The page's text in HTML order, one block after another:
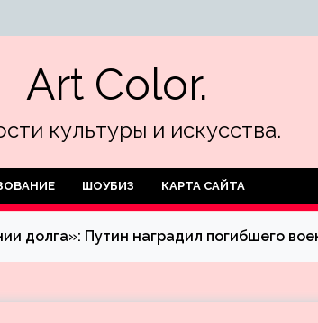
Art Color.
культуры и искусства.
ШОУБИЗ КАРТА САЙТА
долга»: Путин наградил погибшего